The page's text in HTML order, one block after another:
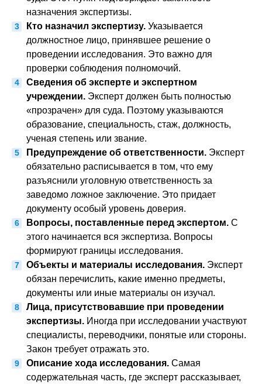
назначения экспертизы.
Кто назначил экспертизу. Указывается
должностное лицо, принявшее решение о
проведении исследования. Это важно для
проверки соблюдения полномочий.
Сведения об эксперте и экспертном
учреждении. Эксперт должен быть полностью
«прозрачен» для суда. Поэтому указываются
образование, специальность, стаж, должность,
ученая степень или звание.
Предупреждение об ответственности. Эксперт
обязательно расписывается в том, что ему
разъяснили уголовную ответственность за
заведомо ложное заключение. Это придает
документу особый уровень доверия.
Вопросы, поставленные перед экспертом. С
этого начинается вся экспертиза. Вопросы
формируют границы исследования.
Объекты и материалы исследования. Эксперт
обязан перечислить, какие именно предметы,
документы или иные материалы он изучал.
Лица, присутствовавшие при проведении
экспертизы. Иногда при исследовании участвуют
специалисты, переводчики, понятые или стороны.
Закон требует отражать это.
Описание хода исследования. Самая
содержательная часть, где эксперт рассказывает,